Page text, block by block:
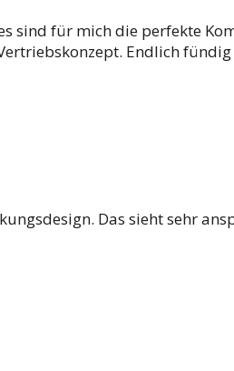
sind für mich die perfekte
Endlich
Das sieht sehr